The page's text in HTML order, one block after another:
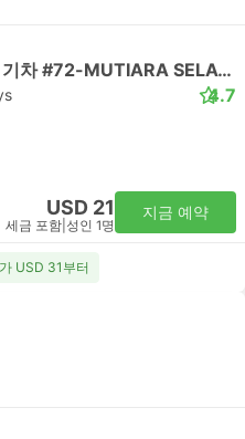
Economy CA | 기차 #72-MUTIARA SELATAN
4.7
USD 21
세금 포함 성인 1명
지금 예약
USD 31부터